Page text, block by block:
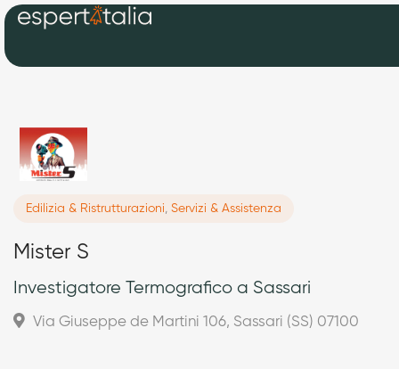
Edilizia & Ristrutturazioni, Servizi & Assistenza
Mister S
Investigatore Termografico a Sassari
Via Giuseppe de Martini 106, Sassari (SS) 07100